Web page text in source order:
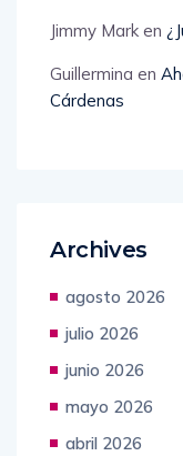
Jimmy Mark en
Guillermina en
Cárdenas
Archives
agosto 2026
julio 2026
junio 2026
mayo 2026
abril 2026